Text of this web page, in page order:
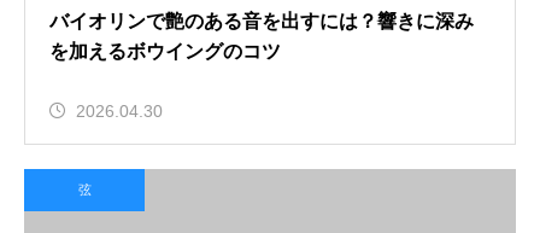
バイオリンで艶のある音を出すには？響きに深み
を加えるボウイングのコツ
2026.04.30
弦